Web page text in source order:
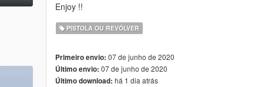
Enjoy !!
PISTOLA OU REVÓLVER
Primeiro envio: 07 de junho de 2020
Último envio: 07 de junho de 2020
Último download: há 1 dia atrás